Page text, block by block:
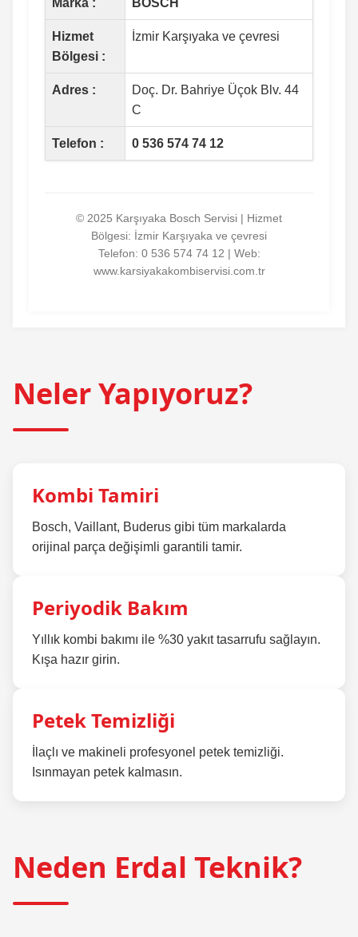
Marka : BOSCH
Hizmet
Bölgesi :
İzmir Karşıyaka ve çevresi
Adres :
Doç. Dr. Bahriye Üçok Blv. 44
C
Telefon : 0 536 574 74 12
© 2025 Karşıyaka Bosch Servisi | Hizmet
Bölgesi: İzmir Karşıyaka ve çevresi
Telefon: 0 536 574 74 12 | Web:
www.karsiyakakombiservisi.com.tr
Neler Yapıyoruz?
Kombi Tamiri
Bosch, Vaillant, Buderus gibi tüm markalarda
orijinal parça değişimli garantili tamir.
Periyodik Bakım
Yıllık kombi bakımı ile %30 yakıt tasarrufu sağlayın.
Kışa hazır girin.
Petek Temizliği
İlaçlı ve makineli profesyonel petek temizliği.
Isınmayan petek kalmasın.
Neden Erdal Teknik?